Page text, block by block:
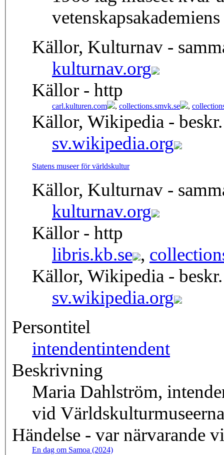
Källor, Kulturnav -
kulturnav.org
Källor - http
carl.kulturen.com , collections.smvk.se ,
Källor, Wikipedia -
sv.wikipedia.org
Statens museer för världskultur
Källor, Kulturnav -
kulturnav.org
Källor - http
libris.kb.se ,
Källor, Wikipedia -
sv.wikipedia.org
Persontitel
intendentintendent
Beskrivning
Maria Dahlström,
vid
Händelse - var närvarande
En dag om Samoa (2024)